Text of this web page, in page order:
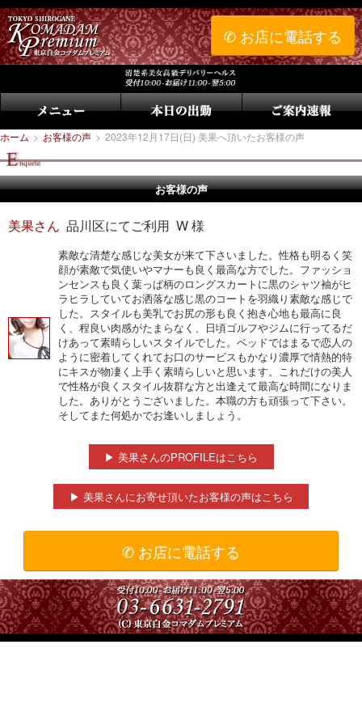
✆ お店に電話する
ホーム > お客様の声 > 2023年12月17日(日) 美果へ頂いたお客様の声
お客様の声
美果さん 品川区にてご利用 W 様
素敵な清楚な感じな美女が来て下さいました。性格も明るく笑
顔が素敵で気使いやマナーも良く最高な方でした。ファッショ
ンセンスも良く葉っぱ柄のロングスカートに黒のシャツ袖がヒ
ラヒラしていてお洒落な感じ黒のコートを羽織り素敵な感じで
した。スタイルも美乳でお尻の形も良く抱き心地も最高に良
く、程良い肉感がたまらなく、日頃ゴルフやジムに行ってるだ
けあって素晴らしいスタイルでした。ベッドではまるで恋人の
ように密着してくれてお口のサービスもかなり濃厚で情熱的特
にキスが物凄く上手く素晴らしいと思います。これだけの美人
で性格が良くスタイル抜群な方と出逢えて最高な時間になりま
した。ありがとうございました。本職の方も頑張って下さい。
そしてまた何処かでお逢いしましょう。
▶ 美果さんのPROFILEはこちら
▶ 美果さんにお寄せ頂いたお客様の声はこちら
✆ お店に電話する